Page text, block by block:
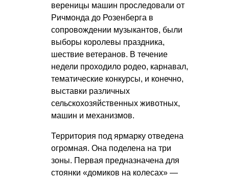
вереницы машин проследовали от
Ричмонда до Розенберга в
сопровождении музыкантов, были
выборы королевы праздника,
шествие ветеранов. В течение
недели проходило родео, карнавал,
тематические конкурсы, и конечно,
выставки различных
сельскохозяйственных животных,
машин и механизмов.
Территория под ярмарку отведена
огромная. Она поделена на три
зоны. Первая предназначена для
стоянки «домиков на колесах» —